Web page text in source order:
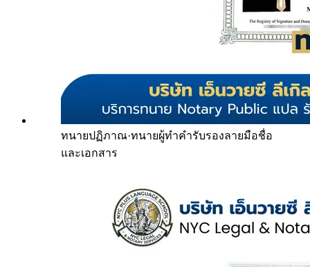
ทนายปฏิภาณ·ทนายผู้ทำคำรับรองลายมือชื่อ
และเอกสาร